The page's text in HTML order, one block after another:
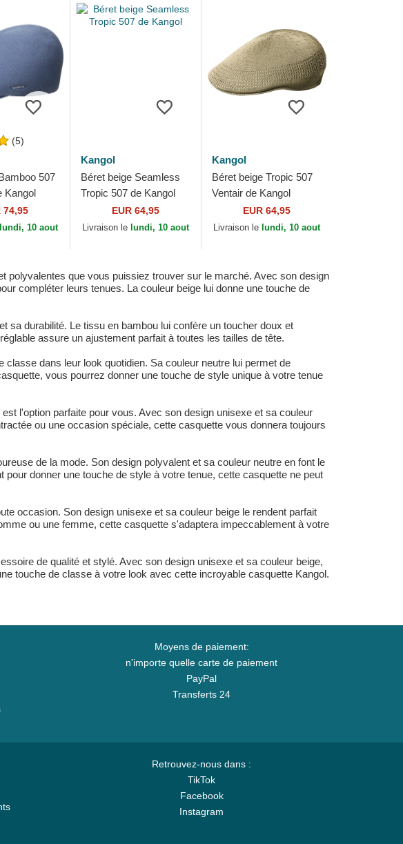
(5)
507
Kangol
74,95
lundi, 10 aout
Kangol
Béret beige Seamless
Tropic 507 de Kangol
EUR 64,95
Livraison le lundi, 10 aout
Kangol
Béret beige Tropic 507
Ventair de Kangol
EUR 64,95
Livraison le lundi, 10 aout
polyvalentes que vous puissiez trouver sur le marché. Avec son design
compléter leurs tenues. La couleur beige lui donne une touche de
sa durabilité. Le tissu en bambou lui confère un toucher doux et
assure un ajustement parfait à toutes les tailles de tête.
dans leur look quotidien. Sa couleur neutre lui permet de
vous pourrez donner une touche de style unique à votre tenue
l'option parfaite pour vous. Avec son design unisexe et sa couleur
ou une occasion spéciale, cette casquette vous donnera toujours
de la mode. Son design polyvalent et sa couleur neutre en font le
donner une touche de style à votre tenue, cette casquette ne peut
occasion. Son design unisexe et sa couleur beige le rendent parfait
ou une femme, cette casquette s'adaptera impeccablement à votre
de qualité et stylé. Avec son design unisexe et sa couleur beige,
touche de classe à votre look avec cette incroyable casquette Kangol.
Moyens de paiement:
n'importe quelle carte de paiement
PayPal
Transferts 24
Retrouvez-nous dans :
TikTok
Facebook
Instagram